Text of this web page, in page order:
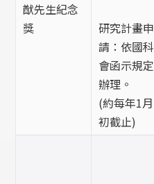
猷先生紀念
獎
研究計畫申
請：依國科
會函示規定
辦理。
(約每年1月
初截止)